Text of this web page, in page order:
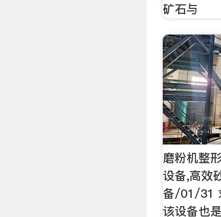
矿石与
磨粉机整
设备,高效
备/01/31
该设备也